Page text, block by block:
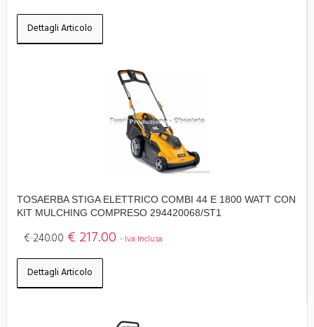
Dettagli Articolo
TOSAERBA STIGA ELETTRICO COMBI 44 E 1800 WATT CON
KIT MULCHING COMPRESO 294420068/ST1
€ 240.00 € 217.00 - Iva Inclusa
Dettagli Articolo